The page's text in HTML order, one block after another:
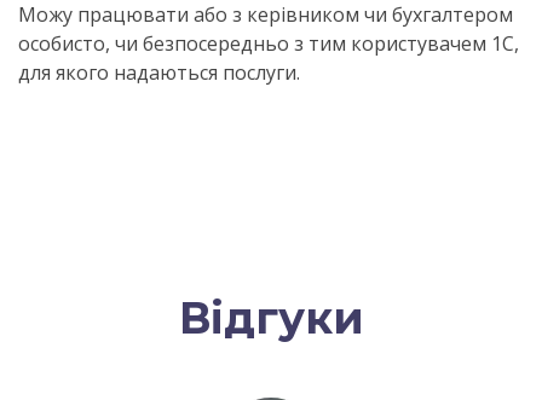
Можу працювати або з керівником чи бухгалтером
особисто, чи безпосередньо з тим користувачем 1С,
для якого надаються послуги.
Відгуки